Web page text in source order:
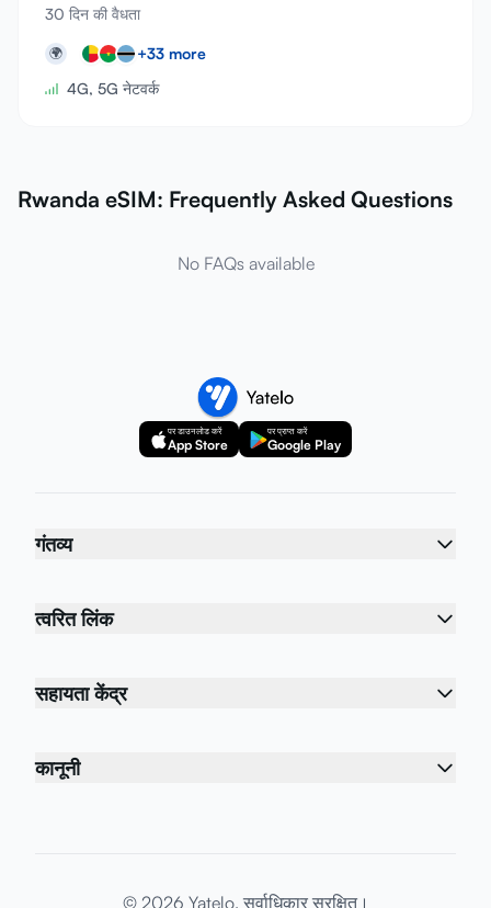
30 दिन की वैधता
🌍 +33 more
4G, 5G नेटवर्क
Rwanda eSIM: Frequently Asked Questions
No FAQs available
पर डाउनलोड करें
App Store
पर प्राप्त करें
Google Play
गंतव्य
त्वरित लिंक
सहायता केंद्र
कानूनी
© 2026 Yatelo. सर्वाधिकार सुरक्षित।